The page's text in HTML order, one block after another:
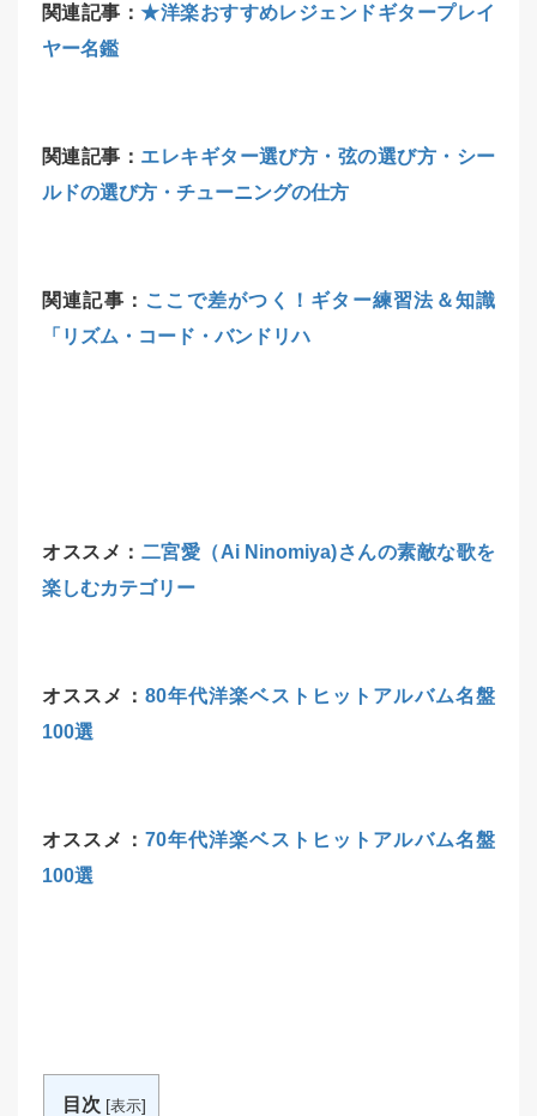
関連記事：★洋楽おすすめレジェンドギタープレイ
ヤー名鑑
関連記事： エレキギター選び方・弦の選び方・シー
ルドの選び方・チューニングの仕方
関連記事： ここで差がつく！ギター練習法＆知識
「リズム・コード・バンドリハ
オススメ： 二宮愛（Ai Ninomiya)さんの素敵な歌を
楽しむカテゴリー
オススメ： 80年代洋楽ベストヒットアルバム名盤
100選
オススメ： 70年代洋楽ベストヒットアルバム名盤
100選
目次 [表示]